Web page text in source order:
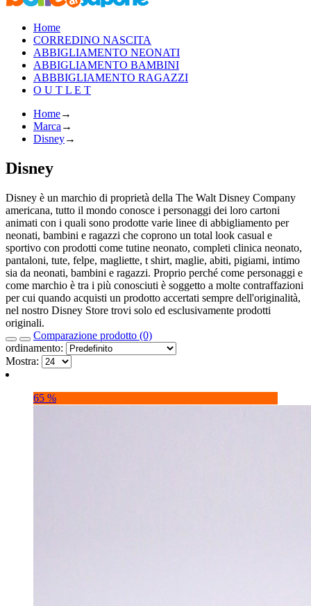
Home
CORREDINO NASCITA
ABBIGLIAMENTO NEONATI
ABBIGLIAMENTO BAMBINI
ABBBIGLIAMENTO RAGAZZI
O U T L E T
Home→
Marca →
Disney→
Disney
Disney è un marchio di proprietà della The Walt Disney Company
americana, tutto il mondo conosce i personaggi dei loro cartoni
animati con i quali sono prodotte varie linee di abbigliamento per
neonati, bambini e ragazzi che coprono un total look casual e
sportivo con prodotti come tutine neonato, completi clinica neonato,
pantaloni, tute, felpe, magliette, t shirt, maglie, abiti, pigiami, intimo
sia da neonati, bambini e ragazzi. Proprio perché come personaggi e
come marchio è tra i più conosciuti è soggetto a molte contraffazioni
per cui quando acquisti un prodotto accertati sempre dell'originalità,
nel nostro Disney Store trovi solo ed esclusivamente prodotti
originali.
Comparazione prodotto (0)
ordinamento:
Mostra:
65 %